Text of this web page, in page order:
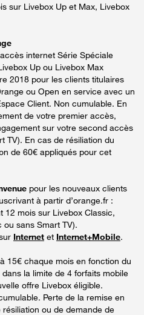
sur Livebox Up et Max, Livebox
internet Série Spéciale
Up ou Livebox Max
2018 pour les clients titulaires
ou Open en service avec un
Client. Non cumulable. En
de votre premier accès,
sur votre second accès
TV). En cas de résiliation du
de 60€ appliqués pour cet
pour les nouveaux clients
à partir d’orange.fr :
12 mois sur Livebox Classic,
ou sans Smart TV).
Internet et Internet+Mobile.
15€ chaque mois en fonction du
la limite de 4 forfaits mobile
offre Livebox éligible.
Perte de la remise en
ou de demande de